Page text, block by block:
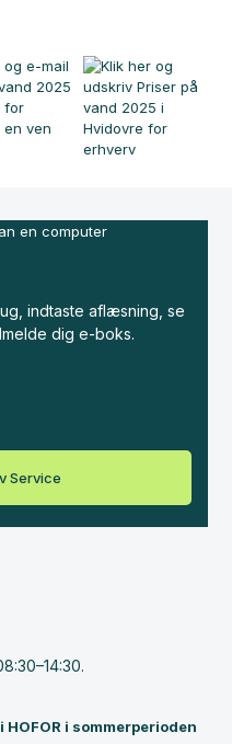
indtaste aflæsning, se
dig e-boks.
Service
i sommerperioden